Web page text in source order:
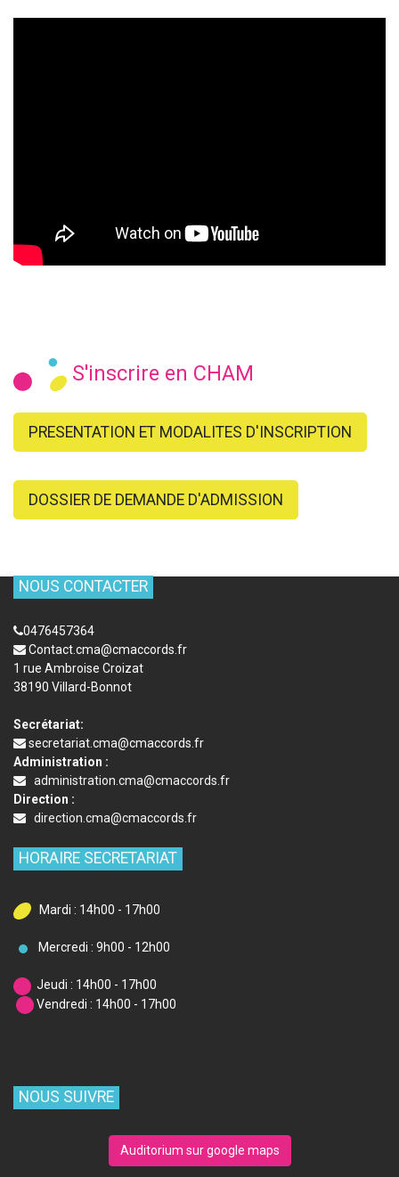
S'inscrire en CHAM
PRESENTATION ET MODALITES D'INSCRIPTION
DOSSIER DE DEMANDE D'ADMISSION
NOUS CONTACTER
0476457364
Contact.cma@cmaccords.fr
1 rue Ambroise Croizat
38190 Villard-Bonnot
Secrétariat:
secretariat.cma@cmaccords.fr
Administration :
administration.cma@cmaccords.fr
Direction :
direction.cma@cmaccords.fr
HORAIRE SECRETARIAT
Mardi : 14h00 - 17h00
Mercredi : 9h00 - 12h00
Jeudi : 14h00 - 17h00
Vendredi : 14h00 - 17h00
NOUS SUIVRE
Auditorium sur google maps